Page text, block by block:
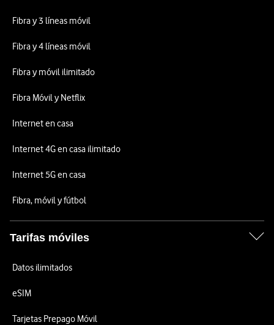
Fibra y 3 líneas móvil
Fibra y 4 líneas móvil
Fibra y móvil ilimitado
Fibra Móvil y Netflix
Internet en casa
Internet 4G en casa ilimitado
Internet 5G en casa
Fibra, móvil y fútbol
Tarifas móviles
Datos ilimitados
eSIM
Tarjetas Prepago Móvil